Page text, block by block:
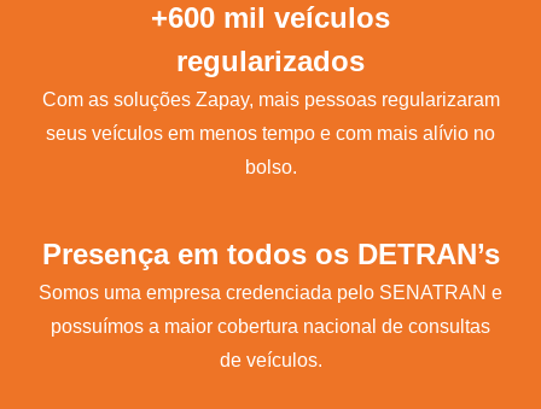
+600 mil veículos
regularizados
Com as soluções Zapay, mais pessoas regularizaram
seus veículos em menos tempo e com mais alívio no
bolso.
Presença em todos os DETRAN’s
Somos uma empresa credenciada pelo SENATRAN e
possuímos a maior cobertura nacional de consultas
de veículos.